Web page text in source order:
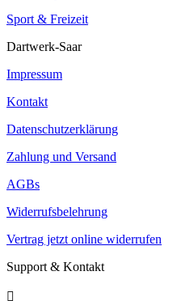
Sport & Freizeit
Dartwerk-Saar
Impressum
Kontakt
Datenschutzerklärung
Zahlung und Versand
AGBs
Widerrufsbelehrung
Vertrag jetzt online widerrufen
Support & Kontakt
